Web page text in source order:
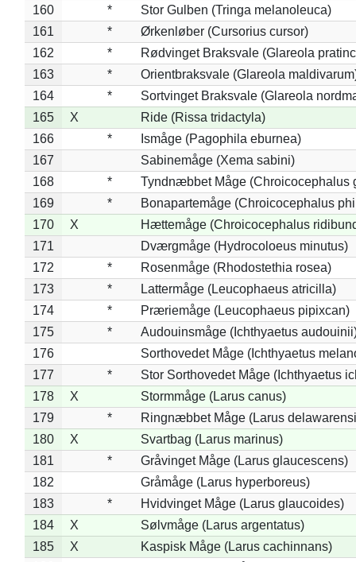
160
*
Stor Gulben (Tringa melanoleuca)
161
*
Ørkenløber (Cursorius cursor)
162
*
Rødvinget Braksvale (Glareola
163
*
Orientbraksvale (Glareola
164
*
Sortvinget Braksvale (Glareola
165
X
Ride (Rissa tridactyla)
166
*
Ismåge (Pagophila eburnea)
167
Sabinemåge (Xema sabini)
168
*
Tyndnæbbet Måge (Chroicocephalus
169
*
Bonapartemåge (Chroicocephalus
170
X
Hættemåge (Chroicocephalus
171
Dværgmåge (Hydrocoloeus minutus)
172
*
Rosenmåge (Rhodostethia rosea)
173
*
Lattermåge (Leucophaeus atricilla)
174
*
Præriemåge (Leucophaeus pipixcan)
175
*
Audouinsmåge (Ichthyaetus
176
Sorthovedet Måge (Ichthyaetus
177
*
Stor Sorthovedet Måge (Ichthyaetus
178
X
Stormmåge (Larus canus)
179
*
Ringnæbbet Måge (Larus
180
X
Svartbag (Larus marinus)
181
*
Gråvinget Måge (Larus glaucescens)
182
Gråmåge (Larus hyperboreus)
183
*
Hvidvinget Måge (Larus glaucoides)
184
X
Sølvmåge (Larus argentatus)
185
X
Kaspisk Måge (Larus cachinnans)